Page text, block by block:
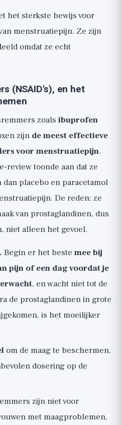
het sterkste bewijs voor
menstruatiepijn. Ze zijn
omdat ze echt
(NSAID's), en het
zoals ibuprofen
zijn de meest effectieve
voor menstruatiepijn.
review toonde aan dat ze
placebo en paracetamol
De reden: ze
van prostaglandinen, dus
niet alleen het gevoel.
Begin er het beste mee bij
pijn of een dag voordat je
, en wacht niet tot de
de prostaglandinen in grote
is het moeilijker
om de maag te beschermen,
dosering op de
zijn niet voor
met maagproblemen,